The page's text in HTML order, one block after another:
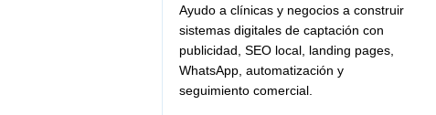
Ayudo a clínicas y negocios a construir
sistemas digitales de captación con
publicidad, SEO local, landing pages,
WhatsApp, automatización y
seguimiento comercial.